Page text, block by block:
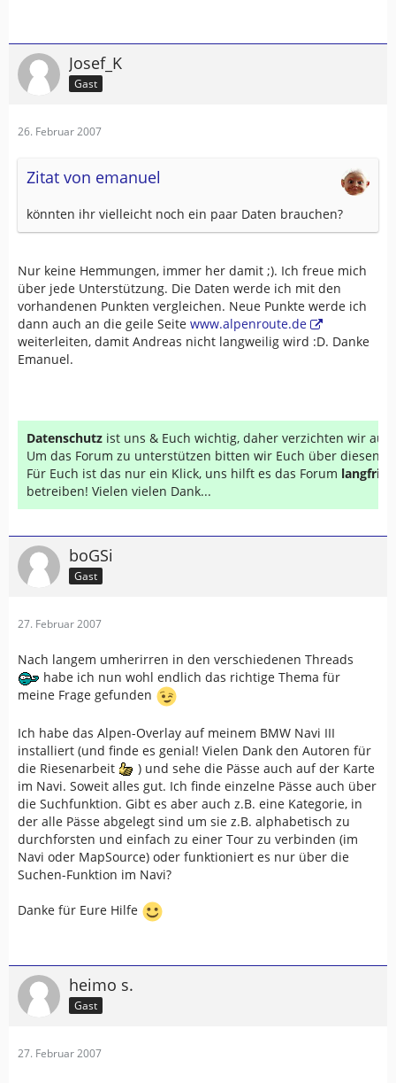
Josef_K
Gast
26. Februar 2007
Zitat von emanuel
könnten ihr vielleicht noch ein paar Daten brauchen?
Nur keine Hemmungen, immer her damit ;). Ich freue mich
über jede Unterstützung. Die Daten werde ich mit den
vorhandenen Punkten vergleichen. Neue Punkte werde ich
dann auch an die geile Seite www.alpenroute.de
weiterleiten, damit Andreas nicht langweilig wird :D. Danke
Emanuel.
Datenschutz ist uns & Euch wichtig, daher verzichten wir auf
Um das Forum zu unterstützen bitten wir Euch über diesen
Für Euch ist das nur ein Klick, uns hilft es das Forum
betreiben! Vielen vielen Dank...
boGSi
Gast
27. Februar 2007
Nach langem umherirren in den verschiedenen Threads
habe ich nun wohl endlich das richtige Thema für
meine Frage gefunden
Ich habe das Alpen-Overlay auf meinem BMW Navi III
installiert (und finde es genial! Vielen Dank den Autoren für
die Riesenarbeit
) und sehe die Pässe auch auf der Karte
im Navi. Soweit alles gut. Ich finde einzelne Pässe auch über
die Suchfunktion. Gibt es aber auch z.B. eine Kategorie, in
der alle Pässe abgelegt sind um sie z.B. alphabetisch zu
durchforsten und einfach zu einer Tour zu verbinden (im
Navi oder MapSource) oder funktioniert es nur über die
Suchen-Funktion im Navi?
Danke für Eure Hilfe
heimo s.
Gast
27. Februar 2007